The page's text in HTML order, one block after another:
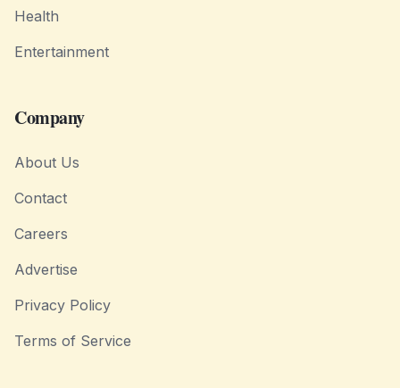
Health
Entertainment
Company
About Us
Contact
Careers
Advertise
Privacy Policy
Terms of Service